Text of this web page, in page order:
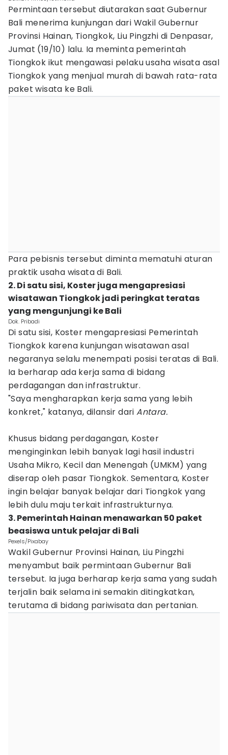
Permintaan tersebut diutarakan saat Gubernur
Bali menerima kunjungan dari Wakil Gubernur
Provinsi Hainan, Tiongkok, Liu Pingzhi di Denpasar,
Jumat (19/10) lalu. Ia meminta pemerintah
Tiongkok ikut mengawasi pelaku usaha wisata asal
Tiongkok yang menjual murah di bawah rata-rata
paket wisata ke Bali.
Para pebisnis tersebut diminta mematuhi aturan
praktik usaha wisata di Bali.
2. Di satu sisi, Koster juga mengapresiasi
wisatawan Tiongkok jadi peringkat teratas
yang mengunjungi ke Bali
Dok. Pribadi
Di satu sisi, Koster mengapresiasi Pemerintah
Tiongkok karena kunjungan wisatawan asal
negaranya selalu menempati posisi teratas di Bali.
Ia berharap ada kerja sama di bidang
perdagangan dan infrastruktur.
"Saya mengharapkan kerja sama yang lebih
konkret," katanya, dilansir dariAntara.
Khusus bidang perdagangan, Koster
menginginkan lebih banyak lagi hasil industri
Usaha Mikro, Kecil dan Menengah (UMKM) yang
diserap oleh pasar Tiongkok. Sementara, Koster
ingin belajar banyak belajar dari Tiongkok yang
lebih dulu maju terkait infrastrukturnya.
3. Pemerintah Hainan menawarkan 50 paket
beasiswa untuk pelajar di Bali
Pexels/Pixabay
Wakil Gubernur Provinsi Hainan, Liu Pingzhi
menyambut baik permintaan Gubernur Bali
tersebut. Ia juga berharap kerja sama yang sudah
terjalin baik selama ini semakin ditingkatkan,
terutama di bidang pariwisata dan pertanian.